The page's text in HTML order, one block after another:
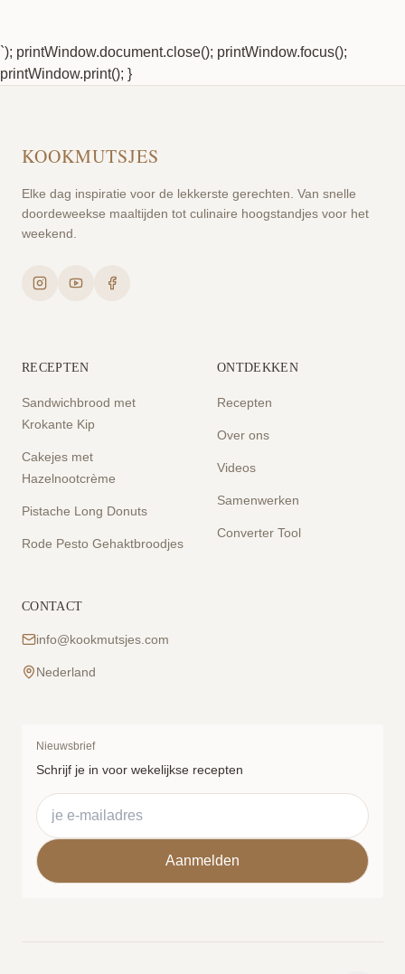
`); printWindow.document.close(); printWindow.focus();
printWindow.print(); }
KOOKMUTSJES
Elke dag inspiratie voor de lekkerste gerechten. Van snelle
doordeweekse maaltijden tot culinaire hoogstandjes voor het
weekend.
RECEPTEN
Sandwichbrood met
Krokante Kip
Cakejes met
Hazelnootcrème
Pistache Long Donuts
Rode Pesto Gehaktbroodjes
ONTDEKKEN
Recepten
Over ons
Videos
Samenwerken
Converter Tool
CONTACT
info@kookmutsjes.com
Nederland
Nieuwsbrief
Schrijf je in voor wekelijkse recepten